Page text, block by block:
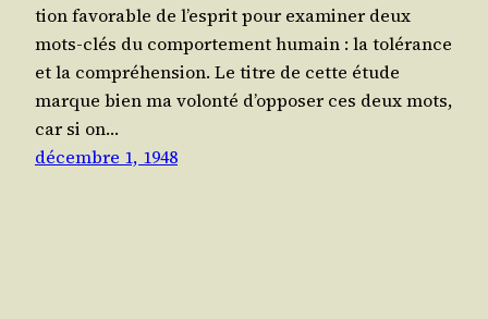
tion favo­rable de l’es­prit pour exa­mi­ner deux
mots-clés du com­por­te­ment humain : la tolé­rance
et la compréhension. Le titre de cette étude
marque bien ma volon­té d’op­po­ser ces deux mots,
car si on…
décembre 1, 1948